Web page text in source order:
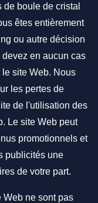
boule de cristal
êtes entièrement
ou autre décision
en aucun cas
site Web. Nous
les pertes de
de l'utilisation des
Le site Web peut
promotionnels et
publicités une
de votre part.
Web ne sont pas